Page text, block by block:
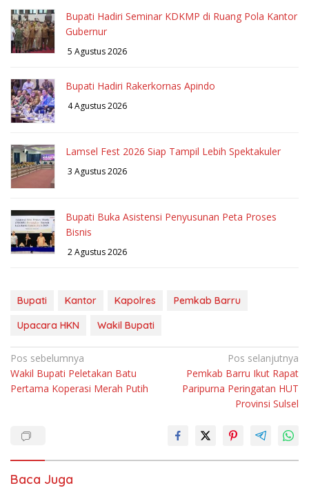
Bupati Hadiri Seminar KDKMP di Ruang Pola Kantor
Gubernur
5 Agustus 2026
Bupati Hadiri Rakerkornas Apindo
4 Agustus 2026
Lamsel Fest 2026 Siap Tampil Lebih Spektakuler
3 Agustus 2026
Bupati Buka Asistensi Penyusunan Peta Proses
Bisnis
2 Agustus 2026
Bupati Kantor Kapolres
Pemkab Barru
Upacara HKN
Wakil Bupati
Navigasi
pos
Pos sebelumnya
Wakil Bupati Peletakan Batu
Pertama Koperasi Merah Putih
Pos selanjutnya
Pemkab Barru Ikut Rapat
Paripurna Peringatan HUT
Provinsi Sulsel
Baca Juga